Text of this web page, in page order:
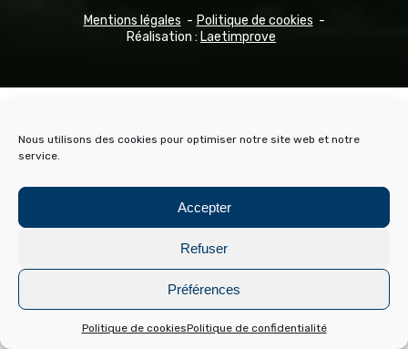
Nous utilisons des cookies pour optimiser notre site web et notre
service.
Accepter
Refuser
Préférences
Politique de cookiesPolitique de confidentialité
Mentions légales
Politique de cookies
Réalisation : Laetimprove